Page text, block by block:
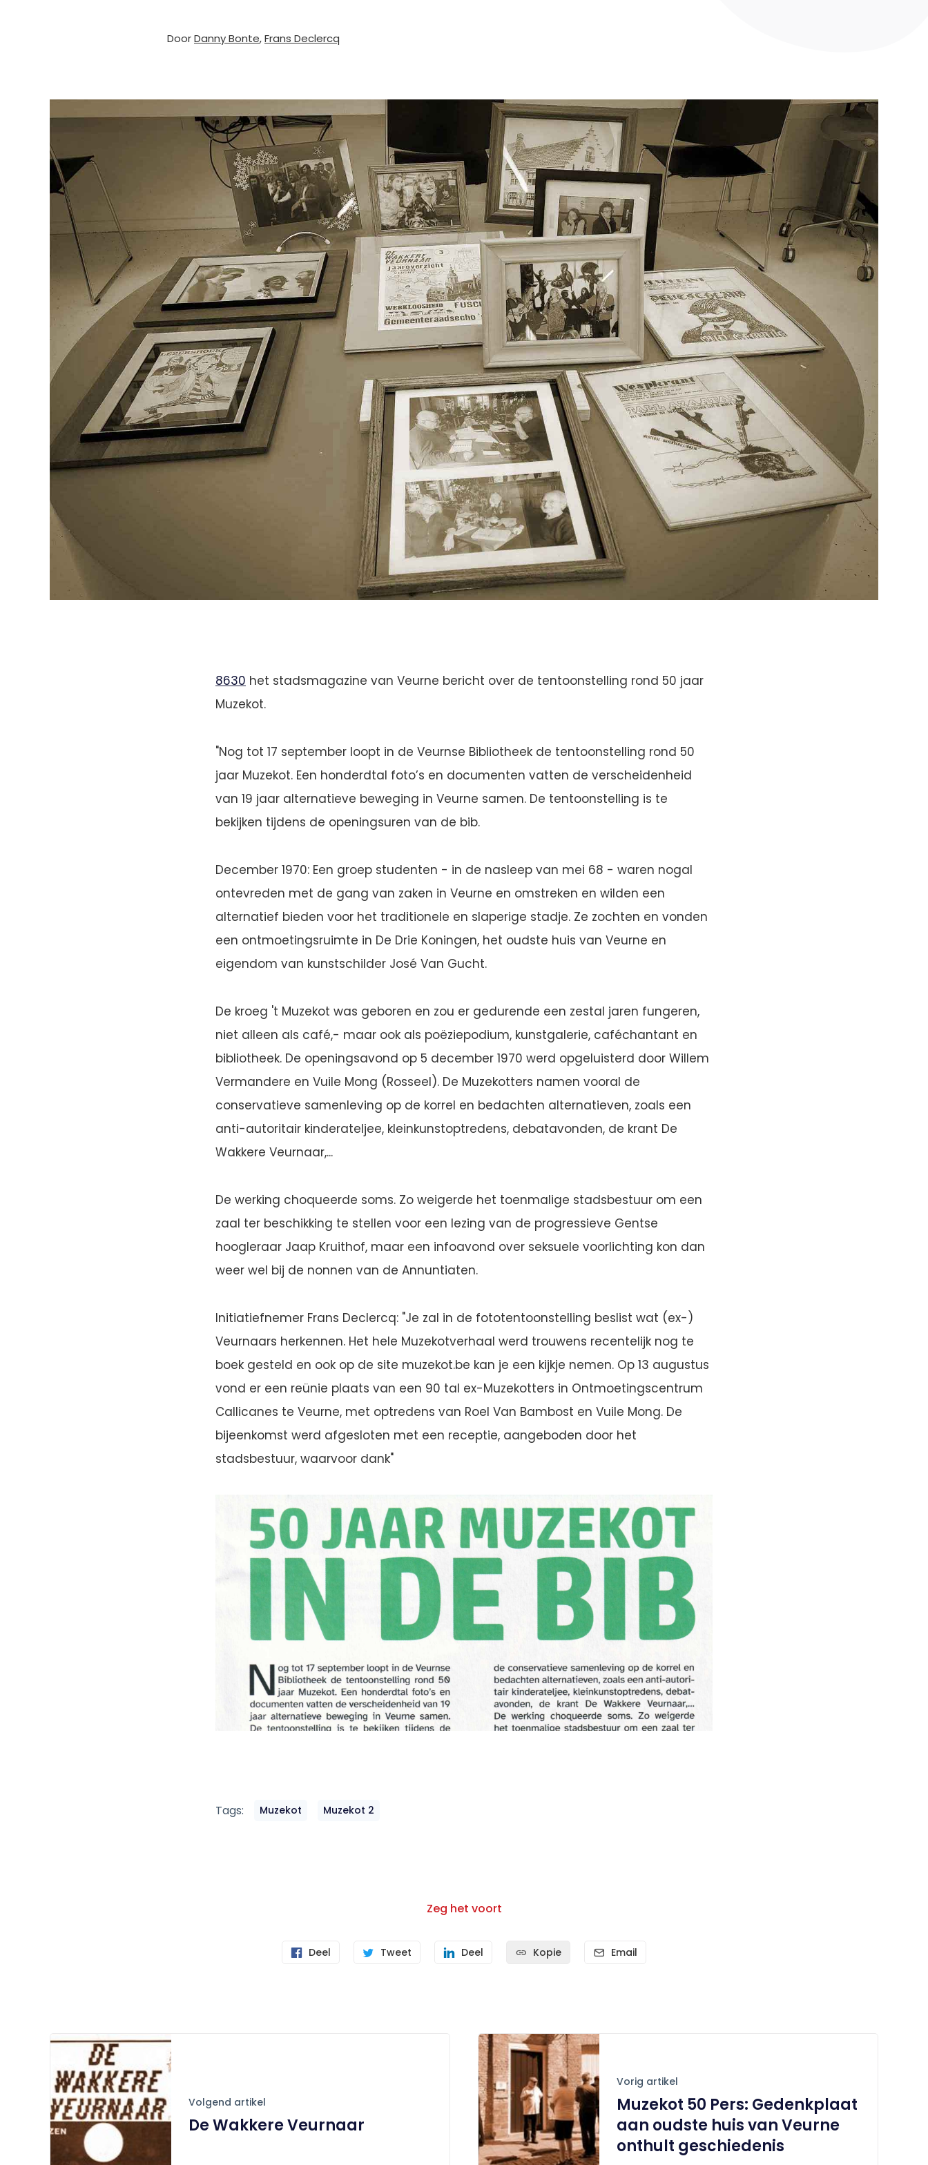
DoorDanny Bonte,Frans Declercq
8630 het stadsmagazine van Veurne bericht over de tentoonstelling rond 50 jaar
Muzekot.
"Nog tot 17 september loopt in de Veurnse Bibliotheek de tentoonstelling rond 50
jaar Muzekot. Een honderdtal foto’s en documenten vatten de verscheidenheid
van 19 jaar alternatieve beweging in Veurne samen. De tentoonstelling is te
bekijken tijdens de openingsuren van de bib.
December 1970: Een groep studenten - in de nasleep van mei 68 - waren nogal
ontevreden met de gang van zaken in Veurne en omstreken en wilden een
alternatief bieden voor het traditionele en slaperige stadje. Ze zochten en vonden
een ontmoetingsruimte in De Drie Koningen, het oudste huis van Veurne en
eigendom van kunstschilder José Van Gucht.
De kroeg 't Muzekot was geboren en zou er gedurende een zestal jaren fungeren,
niet alleen als café,- maar ook als poëziepodium, kunstgalerie, caféchantant en
bibliotheek. De openingsavond op 5 december 1970 werd opgeluisterd door Willem
Vermandere en Vuile Mong (Rosseel). De Muzekotters namen vooral de
conservatieve samenleving op de korrel en bedachten alternatieven, zoals een
anti-autoritair kinderateljee, kleinkunstoptredens, debatavonden, de krant De
Wakkere Veurnaar,...
De werking choqueerde soms. Zo weigerde het toenmalige stadsbestuur om een
zaal ter beschikking te stellen voor een lezing van de progressieve Gentse
hoogleraar Jaap Kruithof, maar een infoavond over seksuele voorlichting kon dan
weer wel bij de nonnen van de Annuntiaten.
Initiatiefnemer Frans Declercq: "Je zal in de fototentoonstelling beslist wat (ex-)
Veurnaars herkennen. Het hele Muzekotverhaal werd trouwens recentelijk nog te
boek gesteld en ook op de site muzekot.be kan je een kijkje nemen. Op 13 augustus
vond er een reünie plaats van een 90 tal ex-Muzekotters in Ontmoetingscentrum
Callicanes te Veurne, met optredens van Roel Van Bambost en Vuile Mong. De
bijeenkomst werd afgesloten met een receptie, aangeboden door het
stadsbestuur, waarvoor dank"
Tags: Muzekot Muzekot 2
Zeg het voort
Deel Tweet Deel Kopie Email
Volgend artikel
De Wakkere Veurnaar
Vorig artikel
Muzekot 50 Pers: Gedenkplaat
aan oudste huis van Veurne
onthult geschiedenis